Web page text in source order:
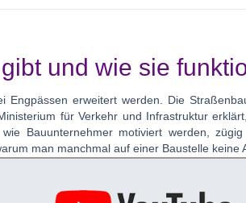
und wie sie
erweitert werden. Die
für Verkehr und Infrastruktur
Bauunternehmer motiviert werden,
man manchmal auf einer Baustelle keine